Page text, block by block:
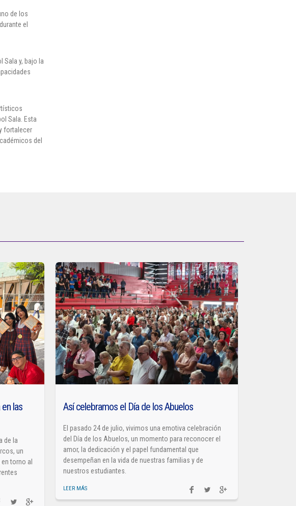
de los
el
Sala y, bajo la
Sala. Esta
fortalecer
del
las
de la
un
torno al
Así celebramos el Día de los Abuelos
El pasado 24 de julio, vivimos una emotiva celebración
del Día de los Abuelos, un momento para reconocer el
amor, la dedicación y el papel fundamental que
desempeñan en la vida de nuestras familias y de
nuestros estudiantes.
LEER MÁS